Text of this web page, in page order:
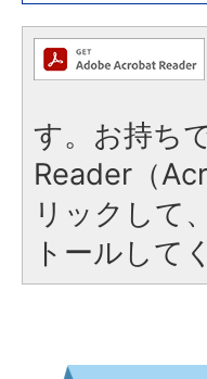
す。お持ち
Reader（
リックして
トールして